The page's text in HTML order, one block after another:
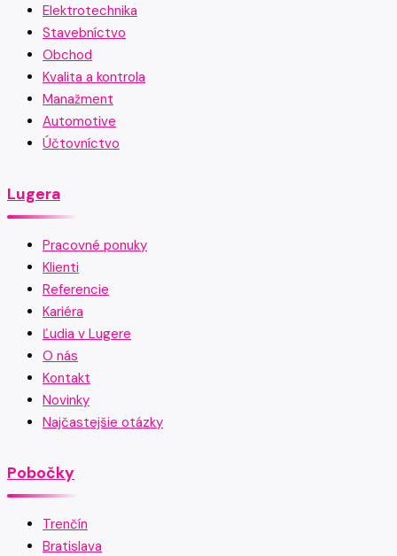
Elektrotechnika
Stavebníctvo
Obchod
Kvalita a kontrola
Manažment
Automotive
Účtovníctvo
Lugera
Pracovné ponuky
Klienti
Referencie
Kariéra
Ľudia v Lugere
O nás
Kontakt
Novinky
Najčastejšie otázky
Pobočky
Trenčín
Bratislava